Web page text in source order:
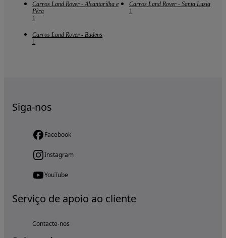
Carros Land Rover - Alcantarilha e
Pêra
1
Carros Land Rover - Santa Luzia
1
Carros Land Rover - Budens
1
Siga-nos
Facebook
Instagram
YouTube
Serviço de apoio ao cliente
Contacte-nos